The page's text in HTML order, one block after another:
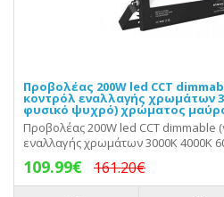
Προβολέας 200W led CCT
κοντρόλ εναλλαγής χρωμάτων
φυσικό ψυχρό) χρώματος
Προβολέας 200W led CCT dimmable
εναλλαγής χρωμάτων 3000Κ 4000Κ
109.99€ 161.20€